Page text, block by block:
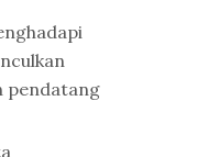
pendatang